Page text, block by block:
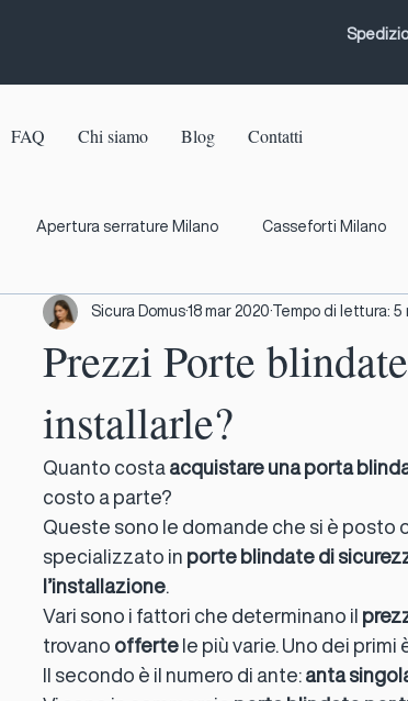
FAQ Chi siamo Blog Contatti
Apertura serrature Milano Casseforti Milano
fabbro Duplicazione telecomandi Milano
sicurezza Milano
tapparelle Milano
videosorveglianza Milano Negozio chiavi e
Prezzi Porte
installarle?
Sicura Domus18 mar 2020 Tempo di lettura: 5
Quanto costa acquistare una porta
costo a parte?
Queste sono le domande che si è posto
specializzato in porte blindate di
l’installazione
Vari sono i fattori che determinano il
trovano offerte le più varie. Uno dei
Il secondo è il numero di ante: anta